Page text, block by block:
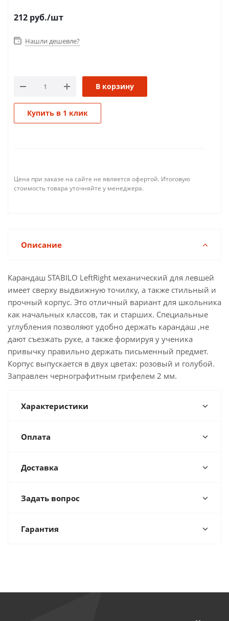
212 руб./шт
Нашли дешевле?
В корзину
Купить в 1 клик
Цена при заказе на сайте не является офертой. Итоговую
стоимость товара уточняйте у менеджера.
Описание
Карандаш STABILO LeftRight механический для левшей
имеет сверху выдвижную точилку, а также стильный и
прочный корпус. Это отличный вариант для школьника
как начальных классов, так и старших. Специальные
углубления позволяют удобно держать карандаш ,не
дают съезжать руке, а также формируя у ученика
привычку правильно держать письменный предмет.
Корпус выпускается в двух цветах: розовый и голубой.
Заправлен чернографитным грифелем 2 мм.
Характеристики
Оплата
Доставка
Задать вопрос
Гарантия